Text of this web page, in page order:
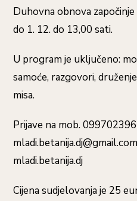
Duhovna obnova
do 1. 12. do 13,00 sati.
U program je uključeno:
samoće, razgovori,
misa.
Prijave na mob.
mladi.betanija.dj
Cijena sudjelovanja je 25